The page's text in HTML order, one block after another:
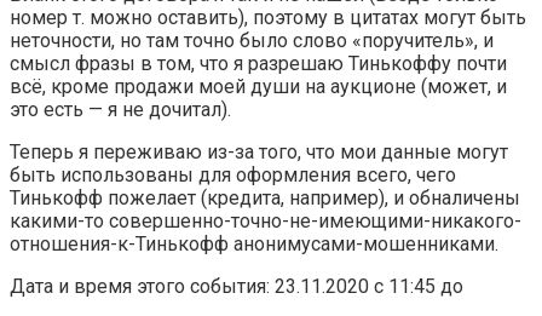
номер т. можно оставить), поэтому в цитатах могут быть
неточности, но там точно было слово «поручитель», и
смысл фразы в том, что я разрешаю Тинькоффу почти
всё, кроме продажи моей души на аукционе (может, и
это есть — я не дочитал).
Теперь я переживаю из-за того, что мои данные могут
быть использованы для оформления всего, чего
Тинькофф пожелает (кредита, например), и обналичены
какими-то совершенно-точно-не-имеющими-никакого-
отношения-к-Тинькофф анонимусами-мошенниками.
Дата и время этого события: 23.11.2020 с 11:45 до